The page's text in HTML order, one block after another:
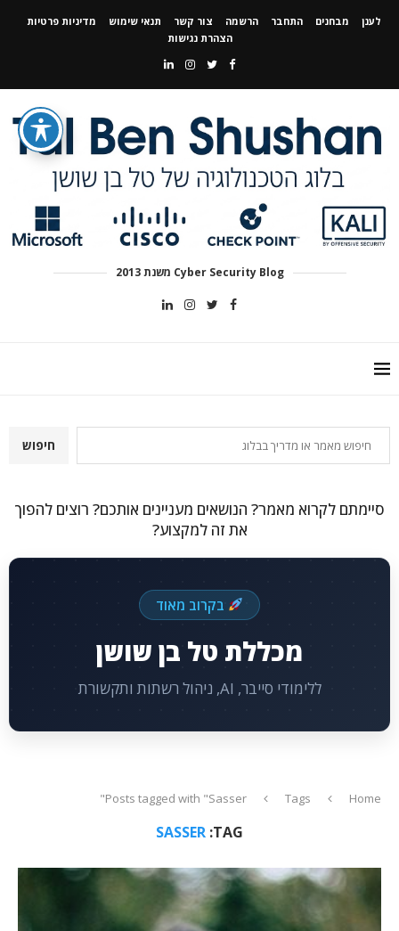
לענן מבחנים התחבר הרשמה צור קשר תנאי שימוש
מדיניות פרטיות
הצהרת נגישות
Cyber Security Blog משנת 2013
חיפוש
סיימתם לקרוא מאמר? הנושאים מעניינים אותכם? רוצים להפוך
את זה למקצוע?
בקרוב מאוד
מכללת טל בן שושן
ללימודי סייבר, AI, ניהול רשתות ותקשורת
Home
Tags
Posts tagged with "Sasser"
TAG:
SASSER